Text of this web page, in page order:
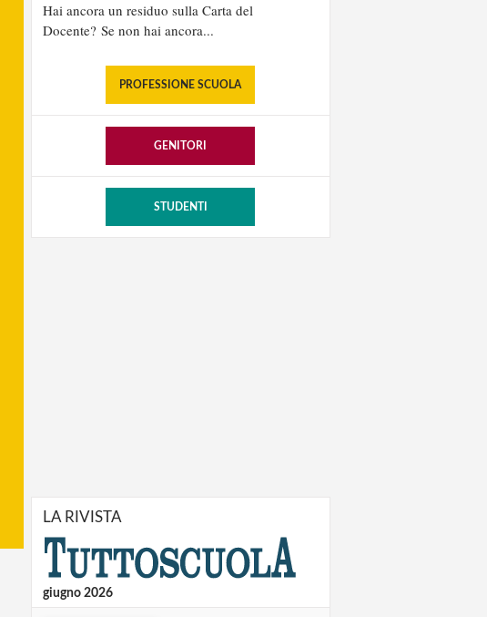
Hai ancora un residuo sulla Carta del
Docente? Se non hai ancora...
PROFESSIONE SCUOLA
GENITORI
STUDENTI
LA RIVISTA
giugno 2026